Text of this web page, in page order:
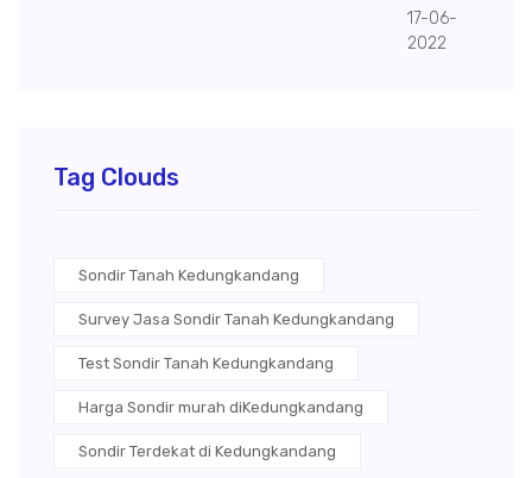
17-06-
2022
Tag Clouds
Sondir Tanah Kedungkandang
Survey Jasa Sondir Tanah Kedungkandang
Test Sondir Tanah Kedungkandang
Harga Sondir murah diKedungkandang
Sondir Terdekat di Kedungkandang